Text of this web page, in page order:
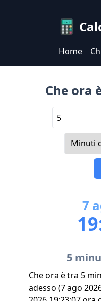
Home
Che ora
7
5
Che ora è tra 5
adesso (7 ago